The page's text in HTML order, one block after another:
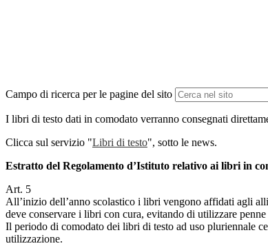
Campo di ricerca per le pagine del sito
I libri di testo dati in comodato verranno consegnati
Clicca sul servizio "Libri di testo", sotto le news.
Estratto del Regolamento d’Istituto relativo ai libri in
Art. 5
All’inizio dell’anno scolastico i libri vengono affidati agli
deve conservare i libri con cura, evitando di utilizzare
Il periodo di comodato dei libri di testo ad uso pluriennale
utilizzazione.